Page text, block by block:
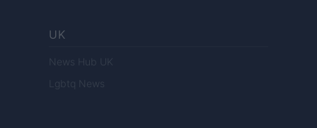
UK
News Hub UK
Lgbtq News